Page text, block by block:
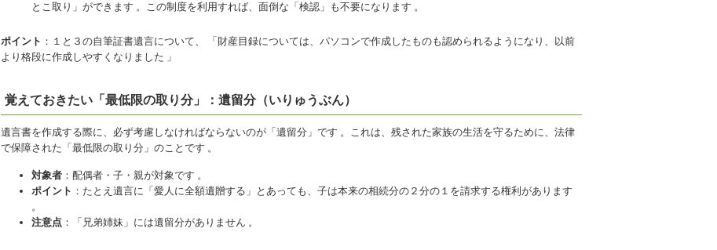
とこ取り」ができます 。この制度を利用すれば、面倒な「検認」も不要になります 。
ポイント ：１と３の自筆証書遺言について、 「財産目録については、パソコンで作成したものも認められるようになり、以前
より格段に作成しやすくなりました 」
覚えておきたい「最低限の取り分」：遺留分（いりゅうぶん）
遺言書を作成する際に、必ず考慮しなければならないのが「遺留分」です 。これは、残された家族の生活を守るために、法律
で保障された「最低限の取り分」のことです 。
対象者 ：配偶者・子・親が対象です 。
ポイント ：たとえ遺言に「愛人に全額遺贈する」とあっても、子は本来の相続分の２分の１を請求する権利があります
。
注意点 ：「兄弟姉妹」には遺留分がありません 。